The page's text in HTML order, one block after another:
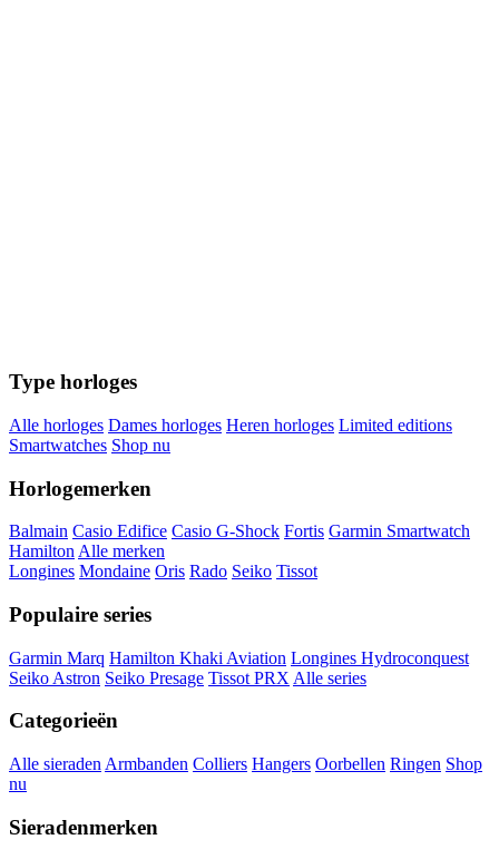
Type horloges
Alle horloges Dames horloges Heren horloges Limited editions
Smartwatches Shop nu
Horlogemerken
Balmain Casio Edifice Casio G-Shock Fortis Garmin Smartwatch
Hamilton Alle merken
Longines Mondaine Oris Rado Seiko Tissot
Populaire series
Garmin Marq Hamilton Khaki Aviation Longines Hydroconquest
Seiko Astron Seiko Presage Tissot PRX Alle series
Categorieën
Alle sieraden Armbanden Colliers Hangers Oorbellen Ringen Shop
nu
Sieradenmerken